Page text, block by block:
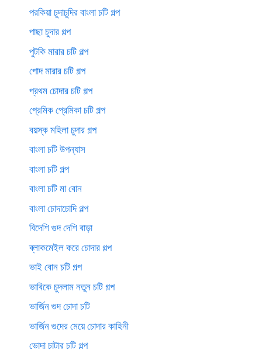
পরকিয়া চুদাচুদির বাংলা চটি গল্প
পাছা চুদার গল্প
পুটকি মারার চটি গল্প
পোদ মারার চটি গল্প
প্রথম চোদার চটি গল্প
প্রেমিক প্রেমিকা চটি গল্প
বয়স্ক মহিলা চুদার গল্প
বাংলা চটি উপন্যাস
বাংলা চটি গল্প
বাংলা চটি মা বোন
বাংলা চোদাচোদি গল্প
বিদেশি গুদ দেশি বাড়া
ব্লাকমেইল করে চোদার গল্প
ভাই বোন চটি গল্প
ভাবিকে চুদলাম নতুন চটি গল্প
ভার্জিন গুদ চোদা চটি
ভার্জিন গুদের মেয়ে চোদার কাহিনী
ভোদা চাটার চটি গল্প